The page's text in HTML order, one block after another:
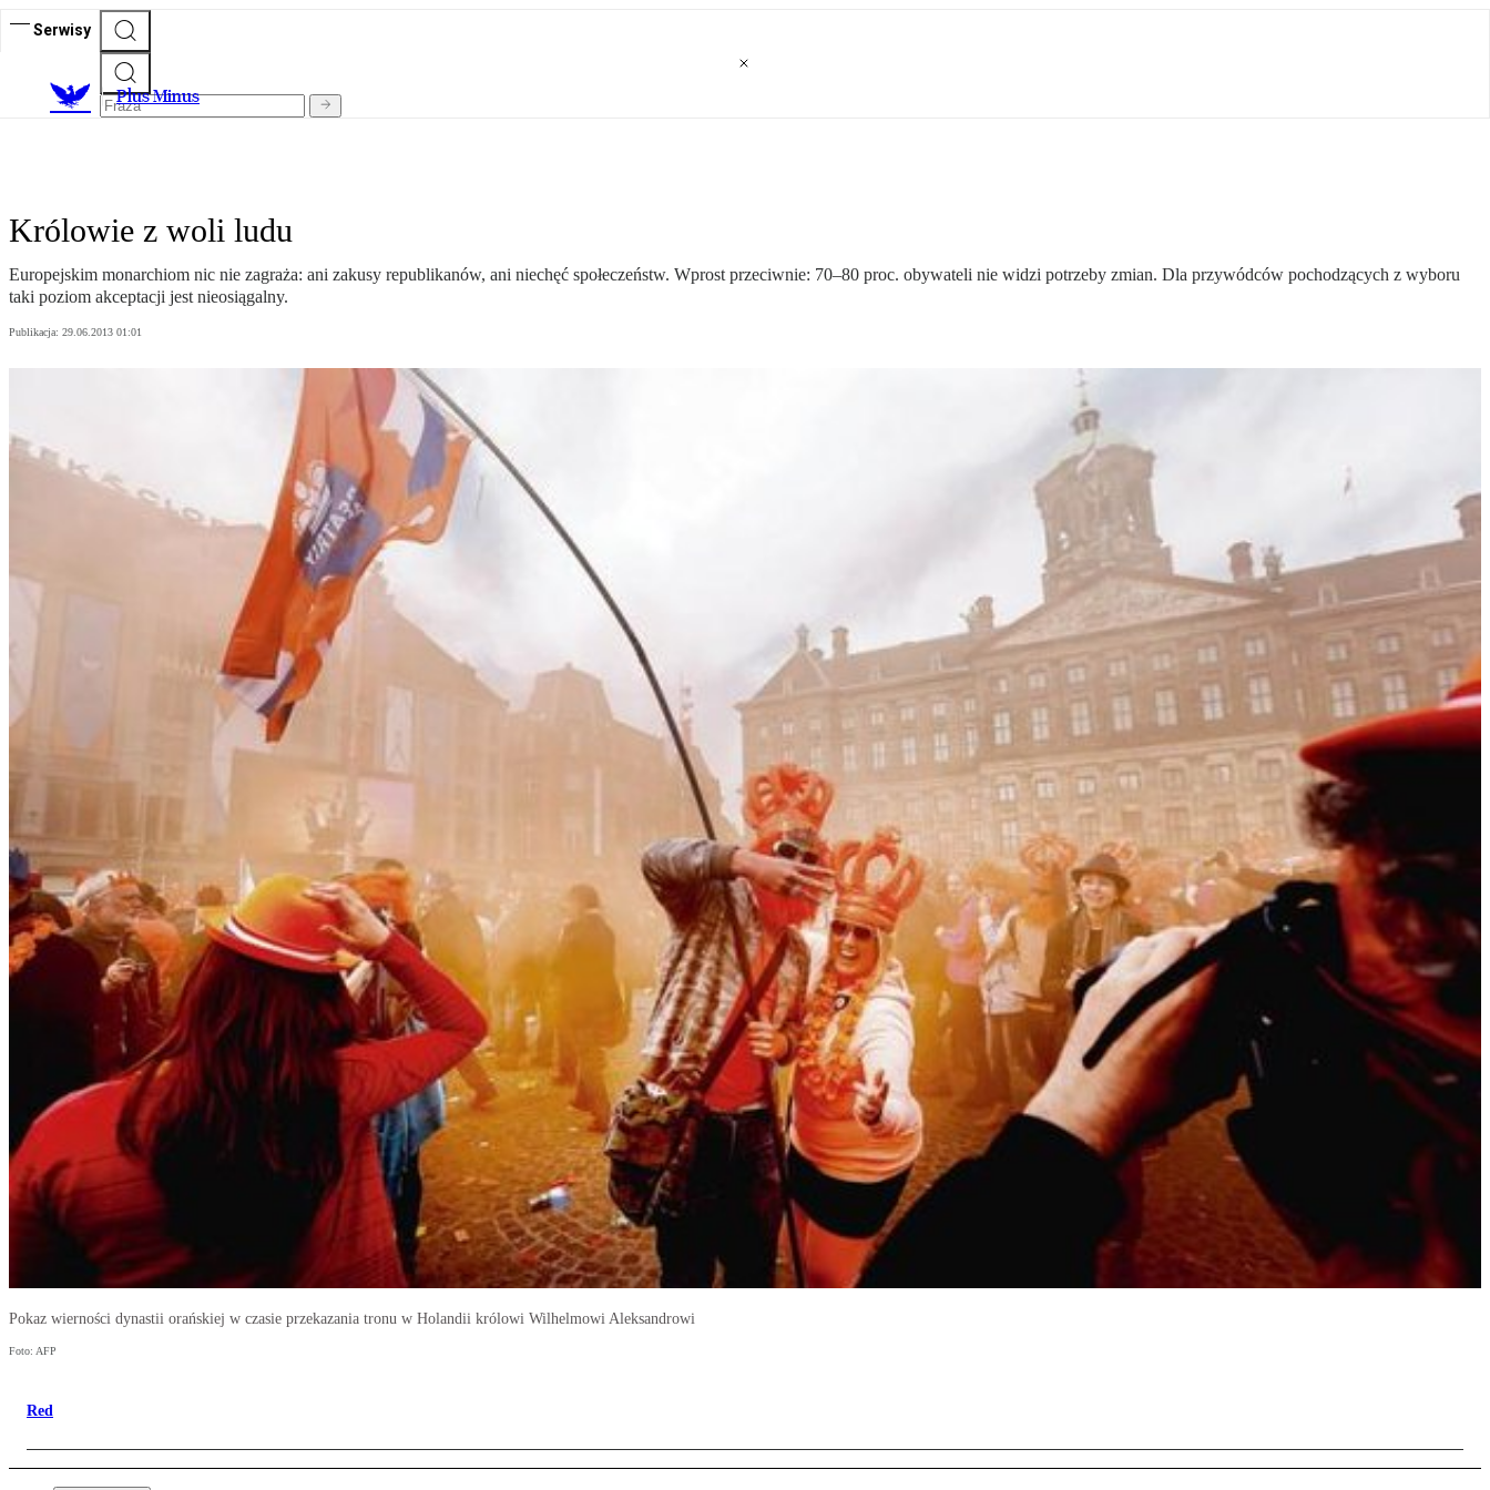
Serwisy
Plus Minus
Królowie z woli ludu
Europejskim monarchiom nic nie zagraża: ani zakusy republikanów, ani niechęć społeczeństw. Wprost przeciwnie: 70–80 proc. obywateli nie widzi potrzeby zmian. Dla przywódców pochodzących z wyboru
taki poziom akceptacji jest nieosiągalny.
Publikacja: 29.06.2013 01:01
Pokaz wierności dynastii orańskiej w czasie przekazania tronu w Holandii królowi Wilhelmowi Aleksandrowi
Foto: AFP
Red